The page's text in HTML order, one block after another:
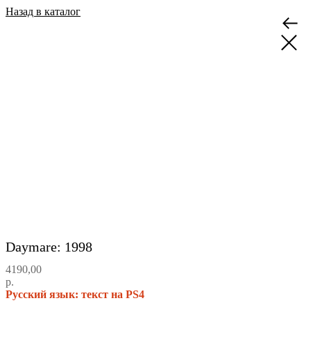
Назад в каталог
Daymare: 1998
4190,00
р.
Русский язык: текст на PS4